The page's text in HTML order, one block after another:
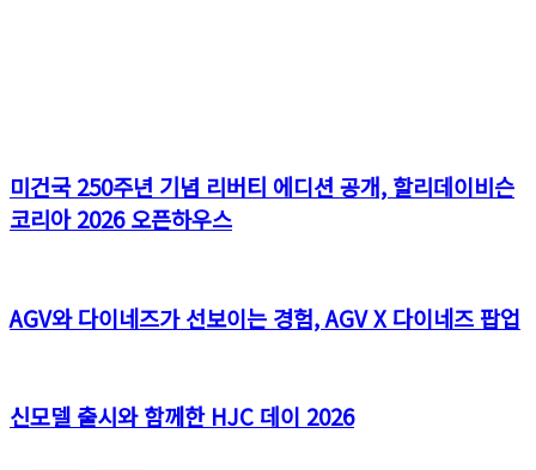
미건국 250주년 기념 리버티 에디션 공개, 할리데이비슨
코리아 2026 오픈하우스
AGV와 다이네즈가 선보이는 경험, AGV X 다이네즈 팝업
신모델 출시와 함께한 HJC 데이 2026